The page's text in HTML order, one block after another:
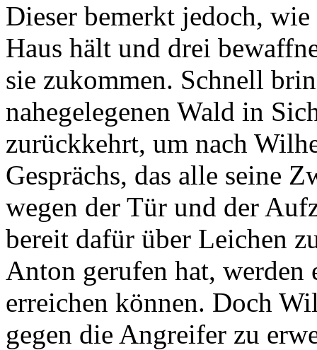
Dieser bemerkt jedoch,
Haus hält und drei
sie zukommen. Schnell
nahegelegenen Wald in
zurückkehrt, um nach
Gesprächs, das alle seine
wegen der Tür und der
bereit dafür über Leichen
Anton gerufen hat, werden
erreichen können. Doch
gegen die Angreifer zu